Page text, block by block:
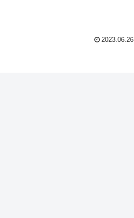
2023.06.26